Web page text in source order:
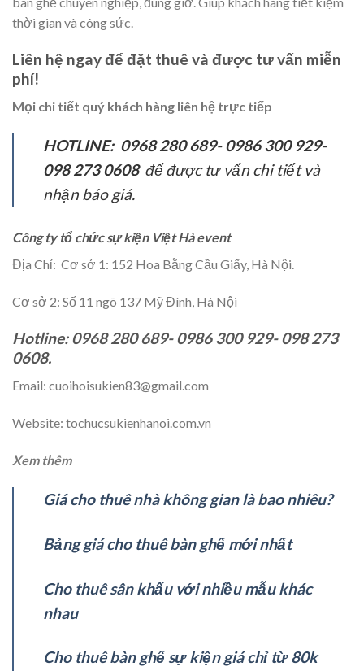
thời gian và công sức.
Liên hệ ngay để đặt thuê và được tư vấn miễn
phí!
Mọi chi tiết quý khách hàng liên hệ trực tiếp
HOTLINE: 0968 280 689- 0986 300 929-
098 273 0608 để được tư vấn chi tiết và
nhận báo giá.
Công ty tổ chức sự kiện Việt Hà event
Địa Chỉ: Cơ sở 1: 152 Hoa Bằng Cầu Giấy, Hà Nội.
Cơ sở 2: Số 11 ngõ 137 Mỹ Đình, Hà Nội
Hotline: 0968 280 689- 0986 300 929- 098 273
0608.
Email: cuoihoisukien83@gmail.com
Website: tochucsukienhanoi.com.vn
Xem thêm
Giá cho thuê nhà không gian là bao nhiêu?
Bảng giá cho thuê bàn ghế mới nhất
Cho thuê sân khấu với nhiều mẫu khác
nhau
Cho thuê bàn ghế sự kiện giá chỉ từ 80k